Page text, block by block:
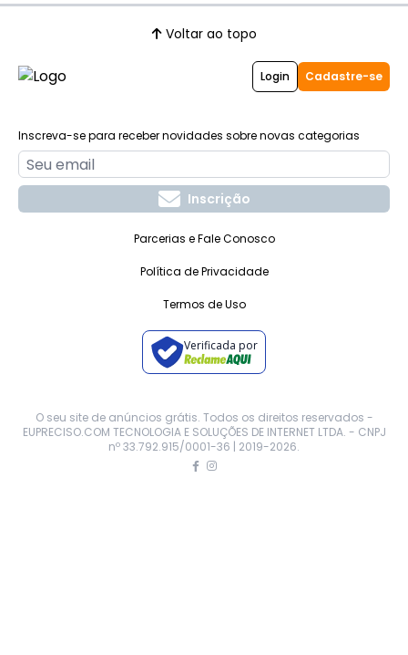
Voltar ao topo
Login Cadastre-se
Inscreva-se para receber novidades sobre novas categorias
Inscrição
Parcerias e Fale Conosco
Política de Privacidade
Termos de Uso
Verificada por
O seu site de anúncios grátis. Todos os direitos reservados -
EUPRECISO.COM TECNOLOGIA E SOLUÇÕES DE INTERNET LTDA. - CNPJ
nº 33.792.915/0001-36 | 2019-2026.